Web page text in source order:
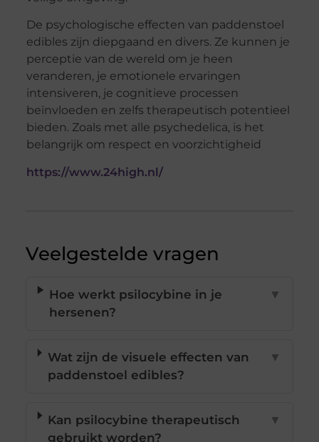
De psychologische effecten van paddenstoel
edibles zijn diepgaand en divers. Ze kunnen je
perceptie van de wereld om je heen
veranderen, je emotionele ervaringen
intensiveren, je cognitieve processen
beïnvloeden en zelfs therapeutisch potentieel
bieden. Zoals met alle psychedelica, is het
belangrijk om respect en voorzichtigheid
https://www.24high.nl/
Veelgestelde vragen
Hoe werkt psilocybine in je
hersenen?
▼
Wat zijn de visuele effecten van
paddenstoel edibles?
▼
Kan psilocybine therapeutisch
gebruikt worden?
▼